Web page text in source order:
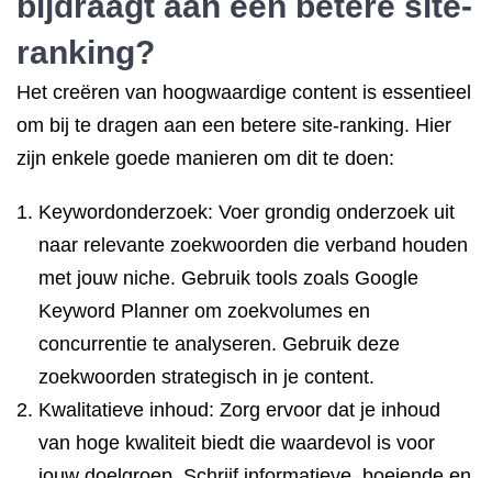
ranking?
Het creëren van hoogwaardige content is essentieel
om bij te dragen aan een betere site-ranking. Hier
zijn enkele goede manieren om dit te doen:
Keywordonderzoek: Voer grondig onderzoek uit
naar relevante zoekwoorden die verband houden
met jouw niche. Gebruik tools zoals Google
Keyword Planner om zoekvolumes en
concurrentie te analyseren. Gebruik deze
zoekwoorden strategisch in je content.
Kwalitatieve inhoud: Zorg ervoor dat je inhoud
van hoge kwaliteit biedt die waardevol is voor